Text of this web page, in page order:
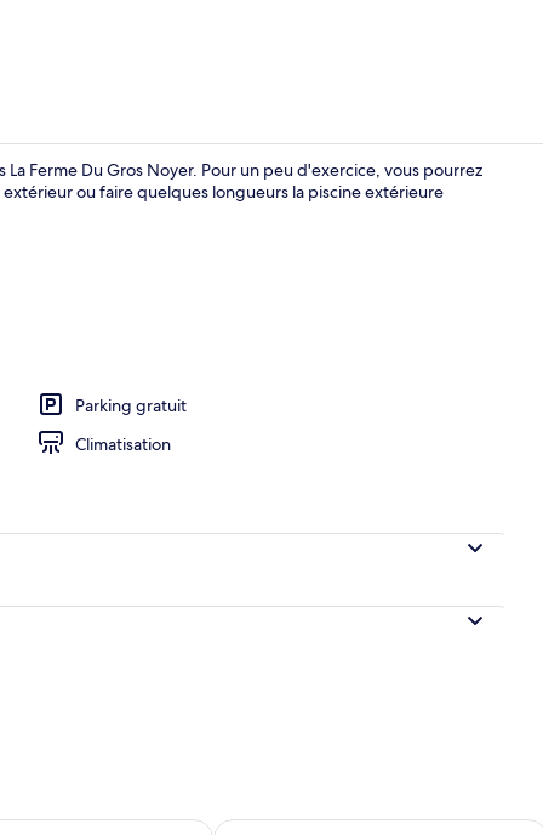
Ferme Du Gros Noyer. Pour un peu d'exercice, vous pourrez
ou faire quelques longueurs la piscine extérieure
Parking gratuit
Climatisation